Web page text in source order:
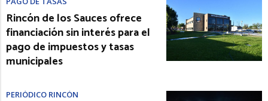
Rincón de los Sauces ofrece
financiación sin interés para el
pago de impuestos y tasas
municipales
PERIÓDICO RINCÓN